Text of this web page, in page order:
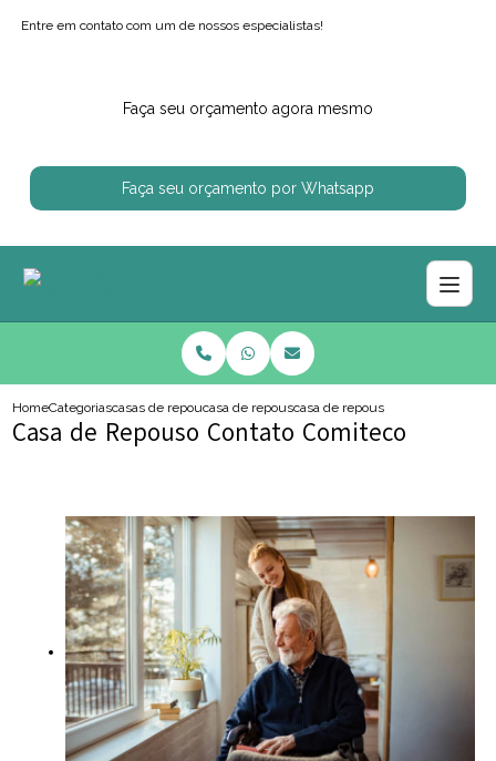
Entre em contato com um de nossos especialistas!
Faça seu orçamento agora mesmo
Faça seu orçamento por Whatsapp
HomeCategoriascasas de repousocasa de repouso particularcasa de repouso contato comiteco
Casa de Repouso Contato Comiteco